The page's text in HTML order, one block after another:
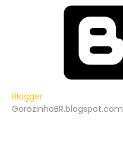
Blogger
GorozinhoBR.blogspot.com